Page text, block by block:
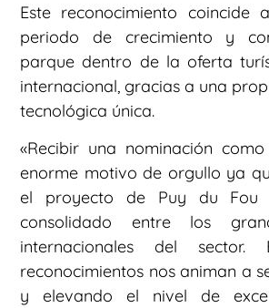
Este reconocimiento coincide
periodo de crecimiento y
parque dentro de la oferta
internacional, gracias a una
tecnológica única.
«Recibir una nominación
enorme motivo de orgullo ya
el proyecto de Puy du Fou
consolidado entre los
internacionales del
reconocimientos nos animan a
y elevando el nivel de